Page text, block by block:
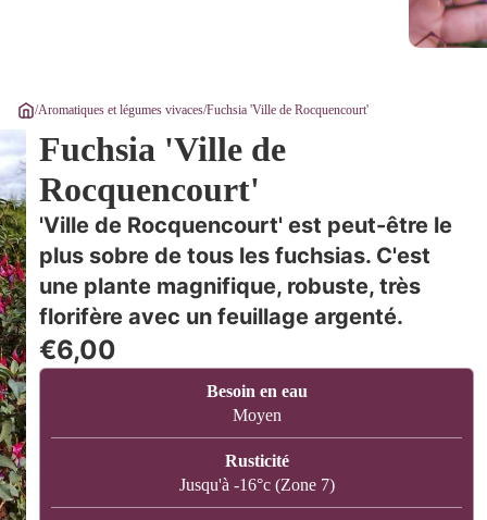
/Aromatiques et légumes vivaces/Fuchsia 'Ville de Rocquencourt'
Fuchsia 'Ville de
Rocquencourt'
'Ville de Rocquencourt' est peut-être le
plus sobre de tous les fuchsias. C'est
une plante magnifique, robuste, très
florifère avec un feuillage argenté.
€6,00
Besoin en eau
Moyen
Rusticité
Jusqu'à -16°c (Zone 7)